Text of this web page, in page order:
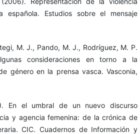
española. Estudios sobre el mensaje
M. J., Pando, M. J., Rodríguez, M. P.
consideraciones en torno a la
género en la prensa vasca. Vasconia,
En el umbral de un nuevo discurso
y agencia femenina: de la crónica de
CIC. Cuadernos de Información y